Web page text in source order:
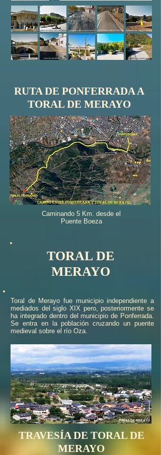
RUTA DE PONFERRADA A
TORAL DE MERAYO
Caminando 5 Km. desde el
Puente Boeza
TORAL DE
MERAYO
Toral de Merayo fue municipio independiente a
mediados del siglo XIX pero, posteriormente se
ha integrado dentro del municipio de Ponferrada.
Se entra en la población cruzando un puente
medieval sobre el río Oza.
TRAVESÍA DE TORAL DE
MERAYO